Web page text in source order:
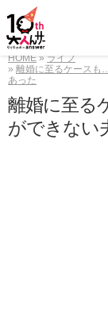
HOME
ライフ
離婚に至るケースも
あった
離婚に至る
ができない